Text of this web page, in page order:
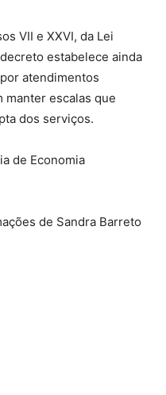
VII e XXVI, da Lei
estabelece ainda
atendimentos
manter escalas que
dos serviços.
de Economia
de Sandra Barreto